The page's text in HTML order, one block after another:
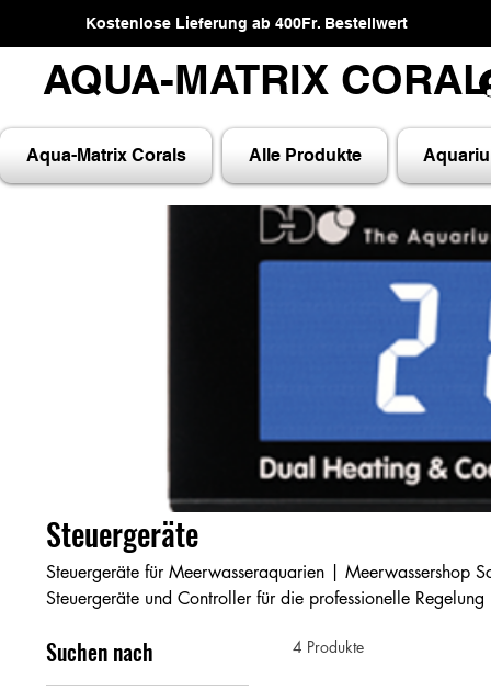
Kostenlose Lieferung ab 400Fr. Bestellwert
AQUA-MATRIX
AQUA-MATRIX
Aqua-Matrix Corals Alle Produkte
Steuergeräte
Steuergeräte für Meerwasseraquarien | Meerwassershop Schweiz Entdecken
Steuergeräte und Controller für die professionelle
App oder Touchdisplay. Mit präziser Überwachung,
Suchen nach 4 Produkte